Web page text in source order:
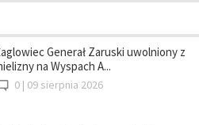
Generał Zaruski uwolniony z
na Wyspach A...
0 | 09 sierpnia 2026